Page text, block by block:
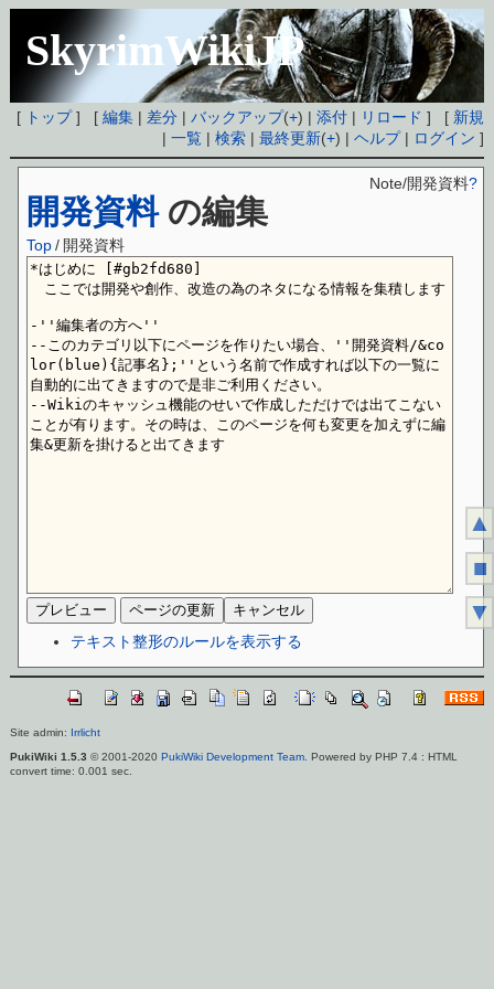
SkyrimWikiJP
[ トップ] [編集 | 差分 |バックアップ(+) |添付 | リロード ] [ 新規
|一覧 |検索 |最終更新(+) |ヘルプ| ログイン ]
開発資料の編集
Note/開発資料?
Top / 開発資料
テキスト整形のルールを表示する
Site admin: Irrlicht
PukiWiki 1.5.3 © 2001-2020 PukiWiki Development Team. Powered by PHP 7.4 : HTML
convert time: 0.001 sec.
▲
■
▼